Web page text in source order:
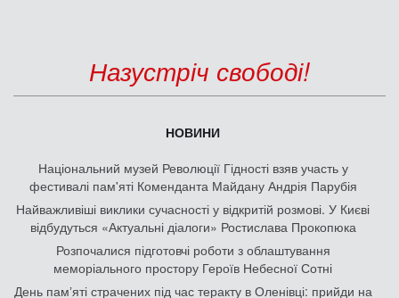
Назустріч свободі!
НОВИНИ
Національний музей Революції Гідності взяв участь у
фестивалі пам'яті Коменданта Майдану Андрія Парубія
Найважливіші виклики сучасності у відкритій розмові. У Києві
відбудуться «Актуальні діалоги» Ростислава Прокопюка
Розпочалися підготовчі роботи з облаштування
меморіального простору Героїв Небесної Сотні
День памʼяті страчених під час теракту в Оленівці: прийди на